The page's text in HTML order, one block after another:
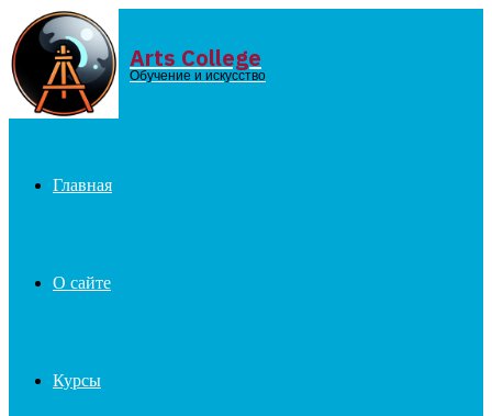
Menu Arts College
Обучение и искусство
Главная
О сайте
Курсы